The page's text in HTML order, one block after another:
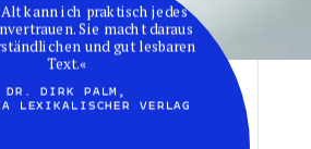
kann ich praktisch jedes
Sie macht daraus
und gut lesbaren
Text.«
DR. DIRK PALM,
LEXIKALISCHER VERLAG